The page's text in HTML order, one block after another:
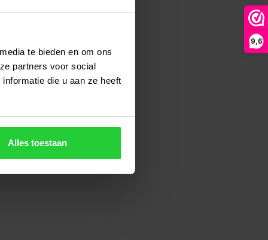
te bieden en om ons
partners voor social
die u aan ze heeft
Alles toestaan
9,6